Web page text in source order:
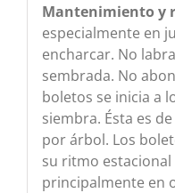
Mantenimiento y
especialmente en
encharcar. No
sembrada. No
boletos se inicia a
siembra. Ésta es
por árbol. Los
su ritmo
principalmente en